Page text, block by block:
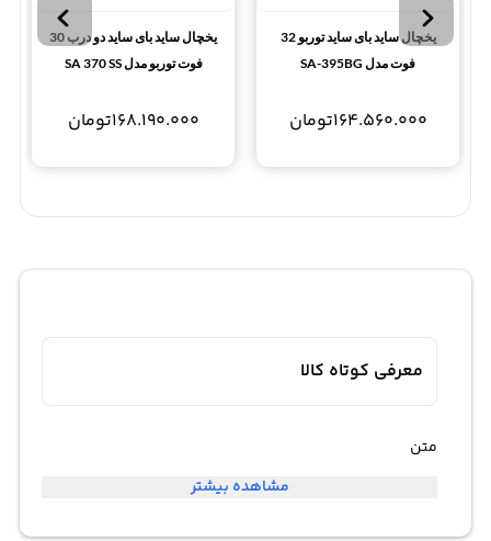
یخچال ساید بای ساید توربو 32
فوت مدل SA-395BG
164.560.000تومان
یخچال ساید بای ساید دو درب 30
فوت توربو مدل SA 370 SS
168.190.000تومان
معرفی کوتاه کالا
متن
مشاهده بیشتر